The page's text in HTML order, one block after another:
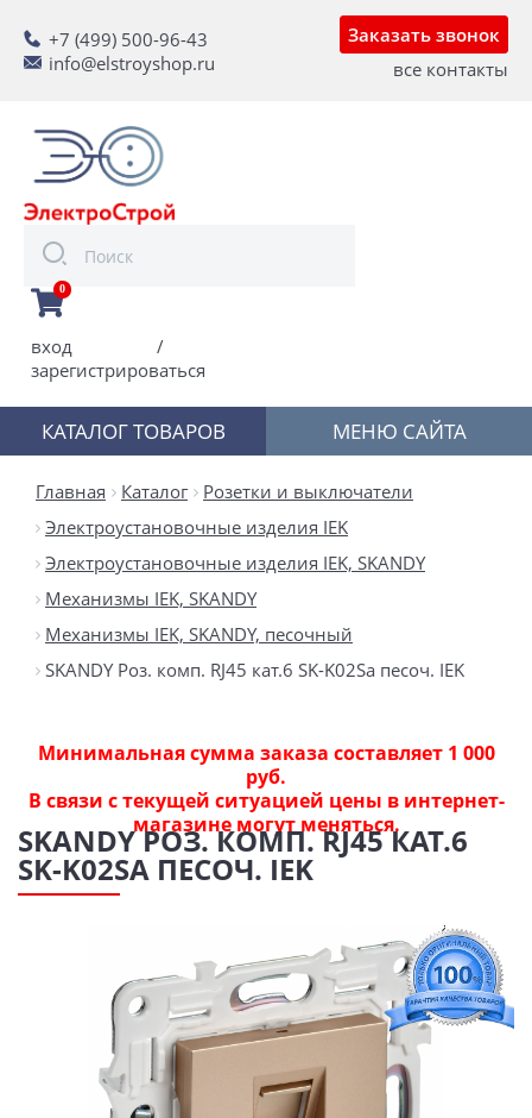
+7 (499) 500-96-43
info@elstroyshop.ru
Заказать звонок
все контакты
0
вход
/
зарегистрироваться
КАТАЛОГ ТОВАРОВ МЕНЮ САЙТА
Главная Каталог
Розетки и выключатели
Электроустановочные изделия IEK
Электроустановочные изделия IEK, SKANDY
Механизмы IEK, SKANDY
Механизмы IEK, SKANDY, песочный
SKANDY Роз. комп. RJ45 кат.6 SK-K02Sa песоч. IEK
Минимальная сумма заказа составляет 1 000
руб.
В связи с текущей ситуацией цены в интернет-
магазине могут меняться.
SKANDY РОЗ. КОМП. RJ45 КАТ.6
SK-K02SA ПЕСОЧ. IEK